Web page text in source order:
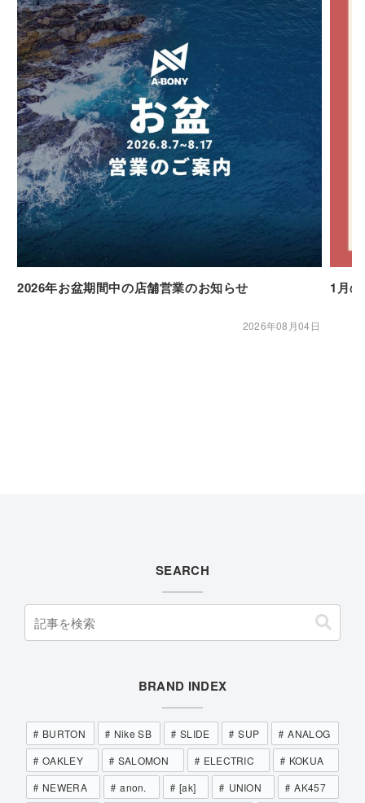
2026年お盆期間中の店舗営業のお知らせ
2026年08月04日
1月
SEARCH
BRAND INDEX
BURTON Nike SB SLIDE SUP
ANALOG
OAKLEY
SALOMON ELECTRIC
KOKUA
NEWERA
anon. [ak] UNION
AK457